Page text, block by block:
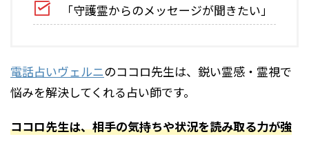
「守護霊からのメッセージが聞きたい」
電話占いヴェルニのココロ先生は、鋭い霊感・霊視で
悩みを解決してくれる占い師です。
ココロ先生は、相手の気持ちや状況を読み取る力が強